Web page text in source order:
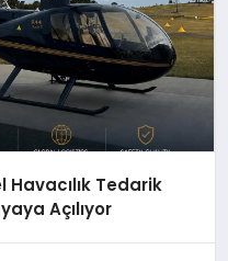
Havacılık Tedarik
Açılıyor